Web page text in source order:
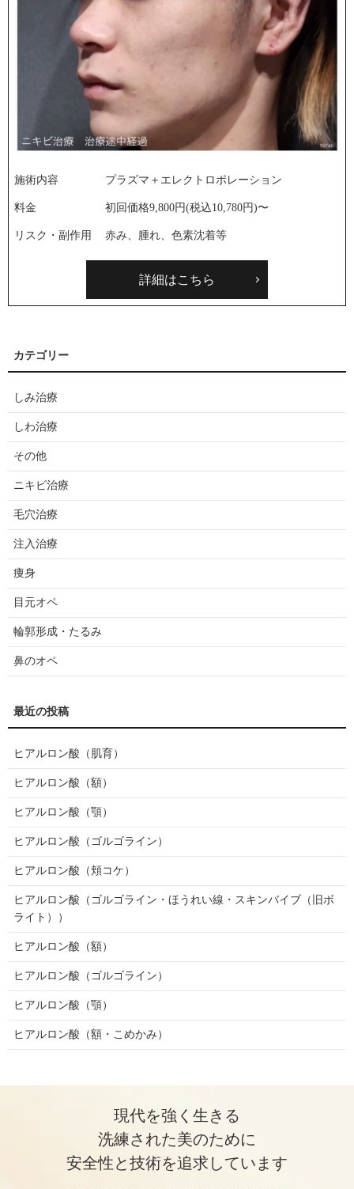
施術内容 プラズマ＋エレクトロポレーション
料金 初回価格9,800円(税込10,780円)〜
リスク・副作用 赤み、腫れ、色素沈着等
詳細はこちら
しみ治療
しわ治療
その他
ニキビ治療
毛穴治療
注入治療
痩身
目元オペ
輪郭形成・たるみ
鼻のオペ
ヒアルロン酸（肌育）
ヒアルロン酸（額）
ヒアルロン酸（顎）
ヒアルロン酸（ゴルゴライン）
ヒアルロン酸（頬コケ）
ヒアルロン酸（ゴルゴライン・ほうれい線・スキンバイブ（旧ボ
ライト））
ヒアルロン酸（額）
ヒアルロン酸（ゴルゴライン）
ヒアルロン酸（顎）
ヒアルロン酸（額・こめかみ）
現代を強く生きる
洗練された美のために
安全性と技術を追求しています